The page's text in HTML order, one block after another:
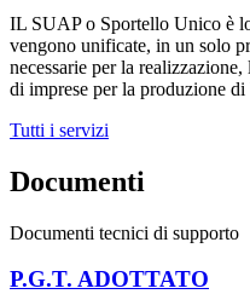
IL SUAP o Sportello Unico è
vengono unificate, in un solo
necessarie per la
di imprese per la produzione di
Tutti i servizi
Documenti
Documenti tecnici di supporto
P.G.T. ADOTTATO